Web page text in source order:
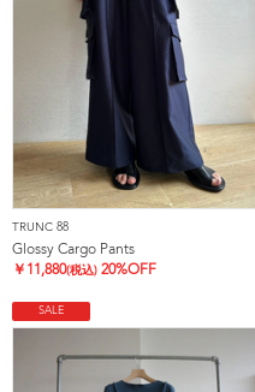
TRUNC 88
Glossy Cargo Pants
￥ 11,880(税込) 20%OFF
SALE